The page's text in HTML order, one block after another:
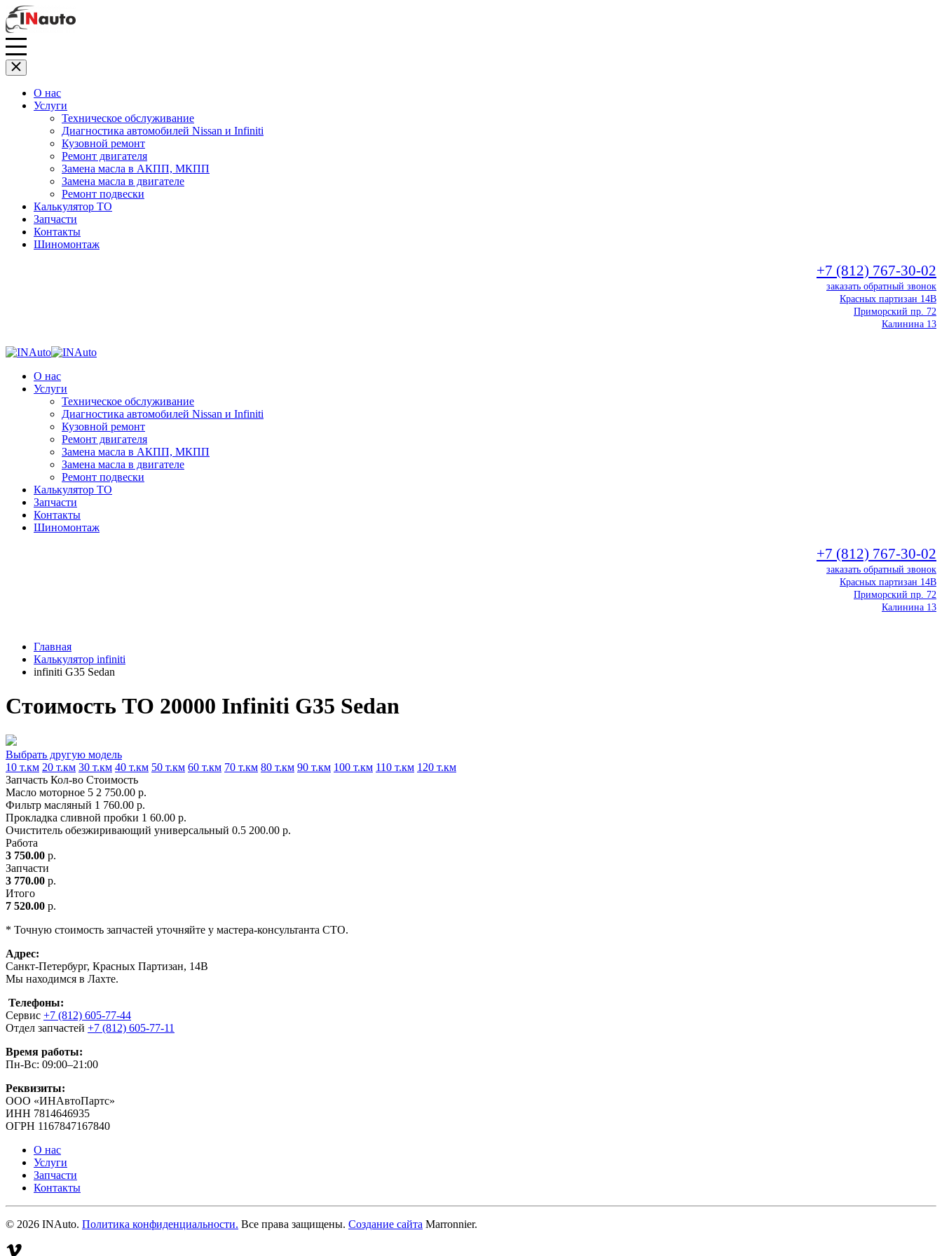
О нас
Услуги
Техническое обслуживание
Диагностика автомобилей Nissan и Infiniti
Кузовной ремонт
Ремонт двигателя
Замена масла в АКПП, МКПП
Замена масла в двигателе
Ремонт подвески
Калькулятор ТО
Запчасти
Контакты
Шиномонтаж
+7 (812) 767-30-02
заказать обратный звонок
Красных партизан 14В
Приморский пр. 72
Калинина 13
О нас
Услуги
Техническое обслуживание
Диагностика автомобилей Nissan и Infiniti
Кузовной ремонт
Ремонт двигателя
Замена масла в АКПП, МКПП
Замена масла в двигателе
Ремонт подвески
Калькулятор ТО
Запчасти
Контакты
Шиномонтаж
+7 (812) 767-30-02
заказать обратный звонок
Красных партизан 14В
Приморский пр. 72
Калинина 13
Главная
Калькулятор infiniti
infiniti G35 Sedan
Стоимость ТО 20000 Infiniti G35 Sedan
Выбрать другую модель
10 т.км 20 т.км 30 т.км 40 т.км 50 т.км 60 т.км 70 т.км 80 т.км 90 т.км 100 т.км 110 т.км 120 т.км
Запчасть Кол-во Стоимость
Масло моторное 5 2 750.00 р.
Фильтр масляный 1 760.00 р.
Прокладка сливной пробки 1 60.00 р.
Очиститель обезжиривающий универсальный 0.5 200.00 р.
Работа
3 750.00 р.
Запчасти
3 770.00 р.
Итого
7 520.00 р.
* Точную стоимость запчастей уточняйте у мастера-консультанта СТО.
Адрес:
Санкт-Петербург, Красных Партизан, 14В
Мы находимся в Лахте.
Телефоны:
Сервис +7 (812) 605-77-44
Отдел запчастей +7 (812) 605-77-11
Время работы:
Пн-Вс: 09:00–21:00
Реквизиты:
ООО «ИНАвтоПартс»
ИНН 7814646935
ОГРН 1167847167840
О нас
Услуги
Запчасти
Контакты
© 2026 INAuto. Политика конфиденциальности. Все права защищены. Создание сайта Marronnier.